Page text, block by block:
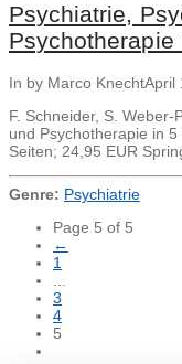
Psychiatrie,
Psychotherapie
In by Marco KnechtApril
F. Schneider, S.
und Psychotherapie in
Seiten; 24,95 EUR
Genre: Psychiatrie
Page 5 of 5
←
1
3
4
5